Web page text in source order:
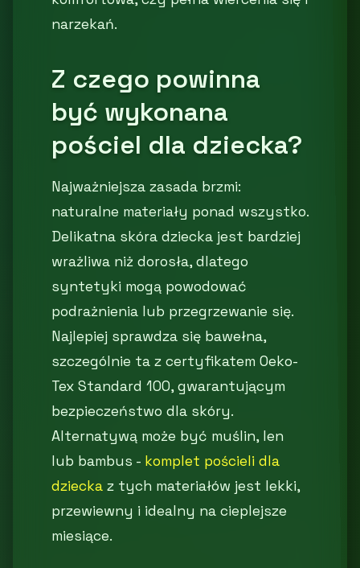
narzekań.
Z czego powinna
być wykonana
pościel dla dziecka?
Najważniejsza zasada brzmi:
naturalne materiały ponad wszystko.
Delikatna skóra dziecka jest bardziej
wrażliwa niż dorosła, dlatego
syntetyki mogą powodować
podrażnienia lub przegrzewanie się.
Najlepiej sprawdza się bawełna,
szczególnie ta z certyfikatem Oeko-
Tex Standard 100, gwarantującym
bezpieczeństwo dla skóry.
Alternatywą może być muślin, len
lub bambus - komplet pościeli dla
dziecka z tych materiałów jest lekki,
przewiewny i idealny na cieplejsze
miesiące.